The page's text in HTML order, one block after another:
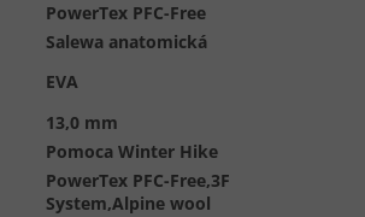
PowerTex PFC-Free
Salewa anatomická
EVA
13,0 mm
Pomoca Winter Hike
PowerTex PFC-Free,3F
System,Alpine wool